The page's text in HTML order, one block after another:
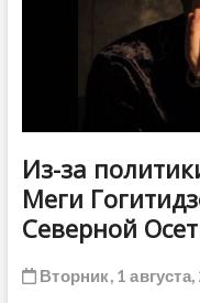
Из-за
Меги
Северной
Вторник, 1